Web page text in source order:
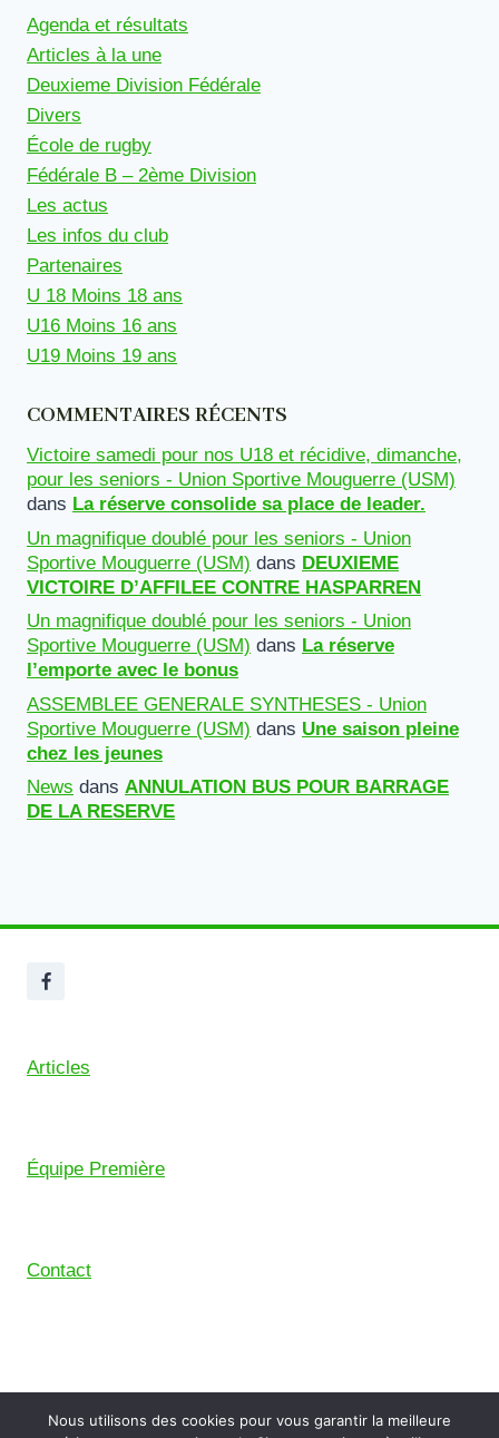
Agenda et résultats
Articles à la une
Deuxieme Division Fédérale
Divers
École de rugby
Fédérale B – 2ème Division
Les actus
Les infos du club
Partenaires
U 18 Moins 18 ans
U16 Moins 16 ans
U19 Moins 19 ans
COMMENTAIRES RÉCENTS
Victoire samedi pour nos U18 et récidive, dimanche,
pour les seniors - Union Sportive Mouguerre (USM)
dans La réserve consolide sa place de leader.
Un magnifique doublé pour les seniors - Union
Sportive Mouguerre (USM) dans DEUXIEME
VICTOIRE D’AFFILEE CONTRE HASPARREN
Un magnifique doublé pour les seniors - Union
Sportive Mouguerre (USM) dans La réserve
l’emporte avec le bonus
ASSEMBLEE GENERALE SYNTHESES - Union
Sportive Mouguerre (USM) dans Une saison pleine
chez les jeunes
News dans ANNULATION BUS POUR BARRAGE
DE LA RESERVE
Articles
Équipe Première
Contact
Nous utilisons des cookies pour vous garantir la meilleure